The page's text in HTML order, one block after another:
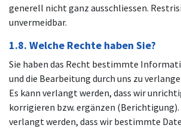
generell nicht ganz ausschliessen.
unvermeidbar.
1.8. Welche Rechte haben Sie?
Sie haben das Recht bestimmte
und die Bearbeitung durch uns zu
Es kann verlangt werden, dass wir
korrigieren bzw. ergänzen (Berichtigung).
verlangt werden, dass wir bestimmte